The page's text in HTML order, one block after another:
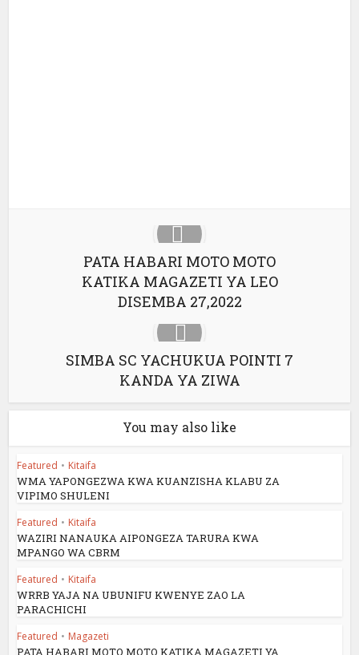
PATA HABARI MOTO MOTO
KATIKA MAGAZETI YA LEO
DISEMBA 27,2022
SIMBA SC YACHUKUA POINTI 7
KANDA YA ZIWA
You may also like
Featured • Kitaifa
WMA YAPONGEZWA KWA KUANZISHA KLABU ZA
VIPIMO SHULENI
Featured • Kitaifa
WAZIRI NANAUKA AIPONGEZA TARURA KWA
MPANGO WA CBRM
Featured • Kitaifa
WRRB YAJA NA UBUNIFU KWENYE ZAO LA
PARACHICHI
Featured • Magazeti
PATA HABARI MOTO MOTO KATIKA MAGAZETI YA